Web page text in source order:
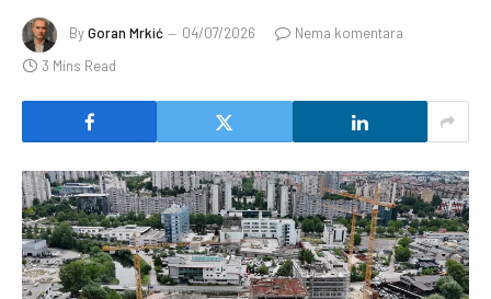
ByGoran Mrkić 04/07/2026
Nema komentara
3 Mins Read